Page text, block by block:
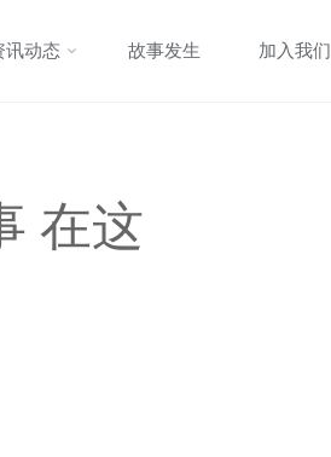
讯动态 故事发生 加入我们
在这